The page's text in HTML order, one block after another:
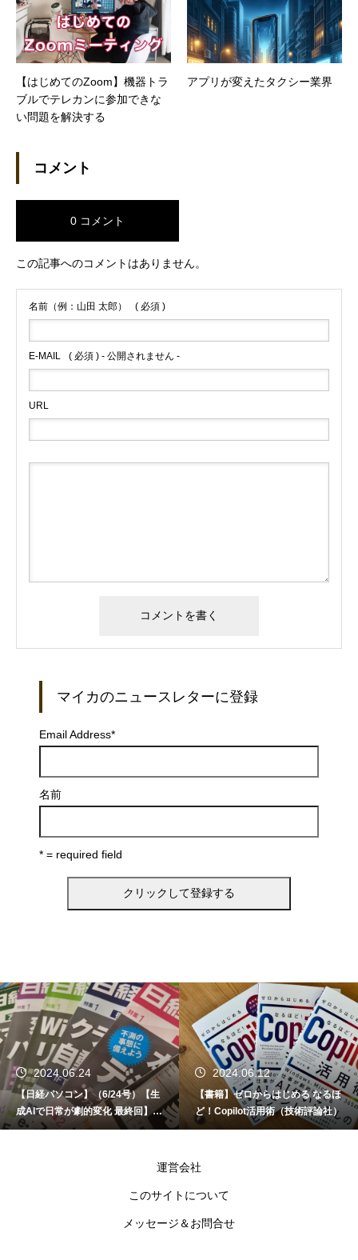
【はじめてのZoom】機器トラ
ブルでテレカンに参加できな
い問題を解決する
アプリが変えたタクシー業界
コメント
0 コメント
この記事へのコメントはありません。
名前（例：山田 太郎） ( 必須 )
E-MAIL ( 必須 ) - 公開されません -
URL
マイカのニュースレターに登録
Email Address*
名前
* = required field
2024.06.24
【日経パソコン】（6/24号）【生
成AIで日常が劇的変化 最終回】 A
I時代のアプリケーション／サービ
2024.06.12
【書籍】ゼロからはじめる なるほ
ど！Copilot活用術（技術評論社）
運営会社
このサイトについて
メッセージ＆お問合せ